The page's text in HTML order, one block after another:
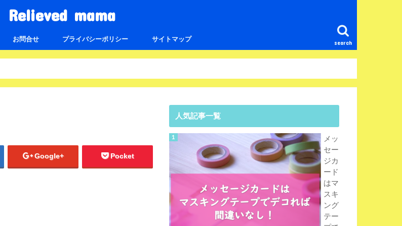
Relieved mama
search
お問合せ プライバシーポリシー サイトマップ
Google+ Pocket
人気記事一覧
メッ
セー
ジカ
ード
はマ
スキ
ング
テー